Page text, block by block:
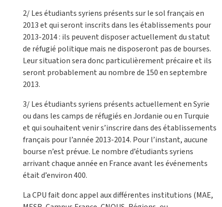
2/ Les étudiants syriens présents sur le sol français en
2013 et qui seront inscrits dans les établissements pour
2013-2014 : ils peuvent disposer actuellement du statut
de réfugié politique mais ne disposeront pas de bourses.
Leur situation sera donc particulièrement précaire et ils
seront probablement au nombre de 150 en septembre
2013.
3/ Les étudiants syriens présents actuellement en Syrie
ou dans les camps de réfugiés en Jordanie ou en Turquie
et qui souhaitent venir s’inscrire dans des établissements
français pour l’année 2013-2014. Pour l’instant, aucune
bourse n’est prévue. Le nombre d’étudiants syriens
arrivant chaque année en France avant les événements
était d’environ 400.
La CPU fait donc appel aux différentes institutions (MAE,